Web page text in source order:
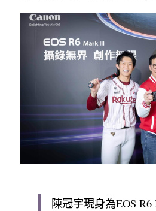
陳冠宇現身為EOS R6